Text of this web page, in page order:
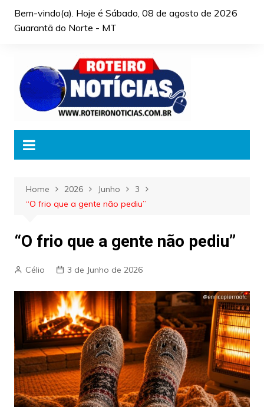
Bem-vindo(a). Hoje é Sábado, 08 de agosto de 2026
Guarantã do Norte - MT
Home 2026 Junho
3
“O frio que a gente não pediu”
“O frio que a gente não pediu”
Célio 3 de Junho de 2026